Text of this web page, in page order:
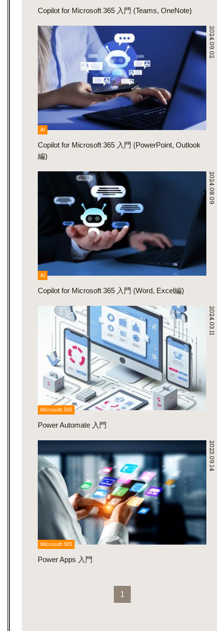
Copilot for Microsoft 365 入門 (Teams, OneNote)
2024.09.02
AI
Copilot for Microsoft 365 入門 (PowerPoint, Outlook
編)
2024.08.09
AI
Copilot for Microsoft 365 入門 (Word, Excel編)
2024.03.11
Microsoft 365
Power Automate 入門
2023.09.14
Microsoft 365
Power Apps 入門
1